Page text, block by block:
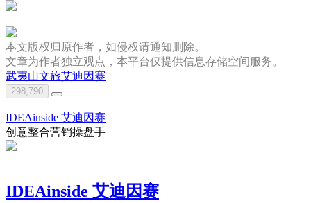
本文版权归原作者，如侵权请通知删除。
文章为作者独立观点，本平台仅提供信息存储空间服务。
武夷山文旅艾迪因赛
298,790
IDEAinside 艾迪因赛
创意整合营销操盘手
IDEAinside 艾迪因赛